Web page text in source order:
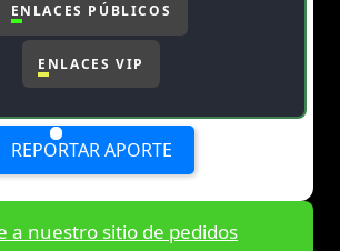
ENLACES PÚBLICOS
ENLACES VIP
REPORTAR APORTE
a nuestro sitio de pedidos